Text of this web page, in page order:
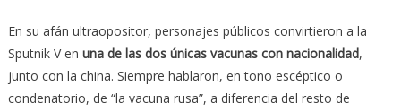
En su afán ultraopositor, personajes públicos convirtieron a la
Sputnik V en una de las dos únicas vacunas con nacionalidad,
junto con la china. Siempre hablaron, en tono escéptico o
condenatorio, de “la vacuna rusa”, a diferencia del resto de